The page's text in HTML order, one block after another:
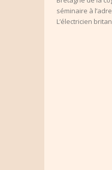
séminaire à
L’électricien